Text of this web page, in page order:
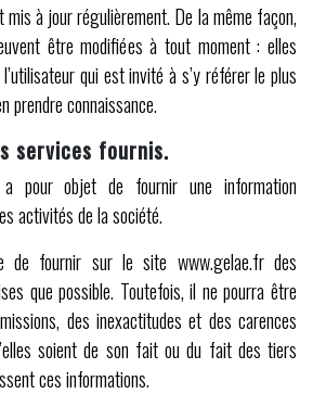
à jour régulièrement. De la même façon,
être modifiées à tout moment : elles
qui est invité à s’y référer le plus
prendre connaissance.
services fournis.
pour objet de fournir une information
activités de la société.
de fournir sur le site www.gelae.fr des
que possible. Toutefois, il ne pourra être
des inexactitudes et des carences
soient de son fait ou du fait des tiers
ces informations.